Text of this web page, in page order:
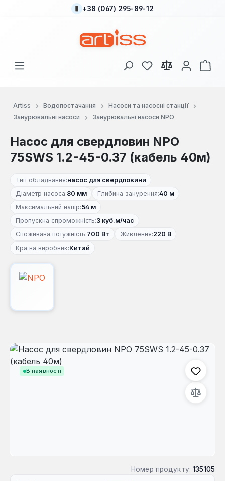
Перейти до основного вмісту
+38 (067) 295-89-12
У вас є 0 у списку
Artiss Водопостачання
Насоси та насосні станції
Занурювальні насоси
Занурювальні насоси NPO
Насос для свердловин NPO
75SWS 1.2-45-0.37 (кабель 40м)
Тип обладнання:насос для свердловини
Діаметр насоса:80 мм Глибина занурення:40 м
Максимальний напір:54 м
Пропускна спроможність:3 куб.м/час
Споживана потужність:700 Вт Живлення:220 В
Країна виробник:Китай
В наявності
Пропустити галерею зображень
Номер продукту: 135105